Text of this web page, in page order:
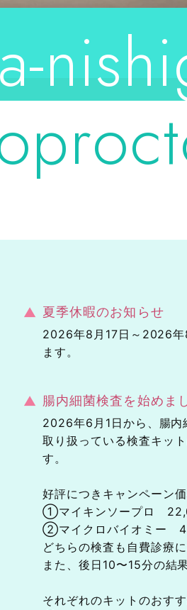
夏季休暇のお知らせ
2026年8月17日～2026年
ます。
腸内細菌検査を始めま
2026年6月1日から、腸内
取り扱っている検査キッ
す。
好評につきキャンペーン価
①マイキンソープロ
②マイクロバイオミー
どちらの検査も自費診療に
また、後日10〜15分の結
それぞれのキットのおすす